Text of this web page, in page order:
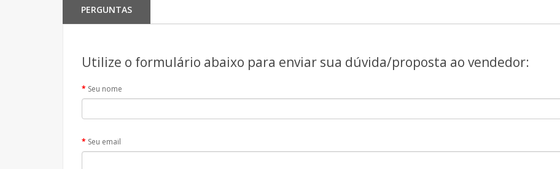
PERGUNTAS
Utilize o formulário abaixo para enviar sua dúvida/proposta ao vendedor:
Seu nome
Seu email